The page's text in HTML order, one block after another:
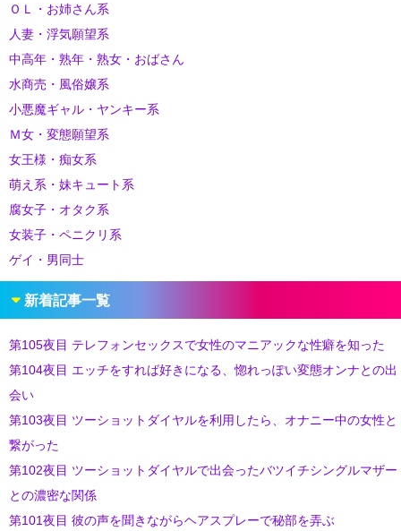
ＯＬ・お姉さん系
人妻・浮気願望系
中高年・熟年・熟女・おばさん
水商売・風俗嬢系
小悪魔ギャル・ヤンキー系
Ｍ女・変態願望系
女王様・痴女系
萌え系・妹キュート系
腐女子・オタク系
女装子・ペニクリ系
ゲイ・男同士
新着記事一覧
第105夜目 テレフォンセックスで女性のマニアックな性癖を知った
第104夜目 エッチをすれば好きになる、惚れっぽい変態オンナとの出
会い
第103夜目 ツーショットダイヤルを利用したら、オナニー中の女性と
繋がった
第102夜目 ツーショットダイヤルで出会ったバツイチシングルマザー
との濃密な関係
第101夜目 彼の声を聞きながらヘアスプレーで秘部を弄ぶ